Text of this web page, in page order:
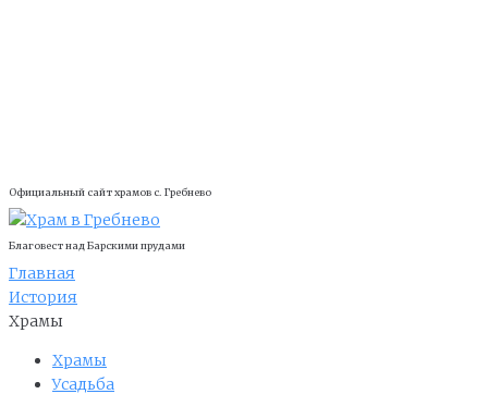
Официальный сайт храмов с. Гребнево
Благовест над Барскими прудами
Главная
История
Храмы
Храмы
Усадьба